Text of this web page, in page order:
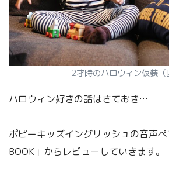
2才時のハロウィン仮装（
ハロウィン好きの話はさておき…
ポピーキッズイングリッシュの音声
BOOK」からレビューしていきます。